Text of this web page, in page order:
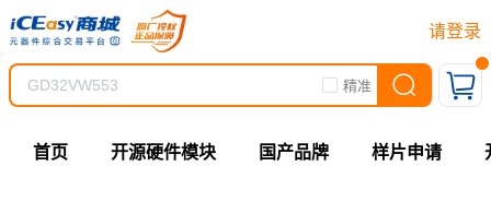
请登录
精准
首页 开源硬件模块 国产品牌 样片申请